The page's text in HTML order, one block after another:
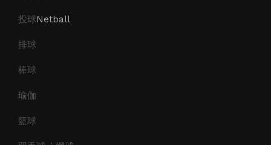
投球Netball
排球
棒球
瑜伽
籃球